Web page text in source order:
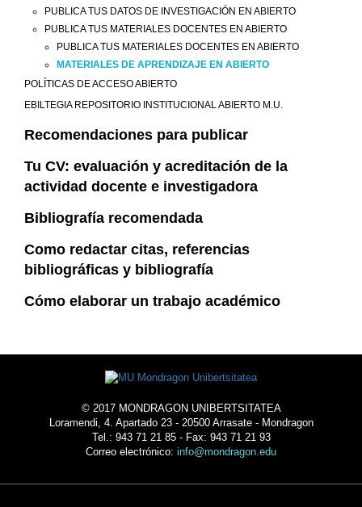
PUBLICA TUS DATOS DE INVESTIGACIÓN EN ABIERTO
PUBLICA TUS MATERIALES DOCENTES EN ABIERTO
PUBLICA TUS MATERIALES DOCENTES EN ABIERTO
MATERIALES DE APRENDIZAJE EN ABIERTO
POLÍTICAS DE ACCESO ABIERTO
EBILTEGIA REPOSITORIO INSTITUCIONAL ABIERTO M.U.
Recomendaciones para publicar
Tu CV: evaluación y acreditación de la
actividad docente e investigadora
Bibliografía recomendada
Como redactar citas, referencias
bibliográficas y bibliografía
Cómo elaborar un trabajo académico
© 2017 MONDRAGON UNIBERTSITATEA
Loramendi, 4. Apartado 23 - 20500 Arrasate - Mondragon
Tel.: 943 71 21 85 - Fax: 943 71 21 93
Correo electrónico: info@mondragon.edu